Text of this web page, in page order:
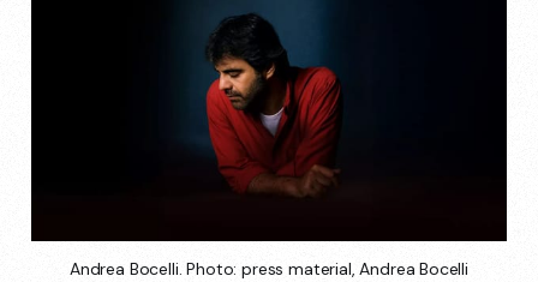
Andrea Bocelli. Photo: press material, Andrea Bocelli